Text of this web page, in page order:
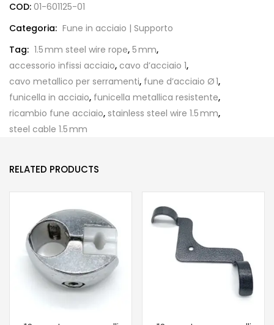
COD: 01-601125-01
Categoria: Fune in acciaio | Supporto
Tag: 1.5 mm steel wire rope, 5 mm,
accessorio infissi acciaio, cavo d’acciaio 1,
cavo metallico per serramenti, fune d’acciaio Ø 1,
funicella in acciaio, funicella metallica resistente,
ricambio fune acciaio, stainless steel wire 1.5 mm,
steel cable 1.5 mm
RELATED PRODUCTS